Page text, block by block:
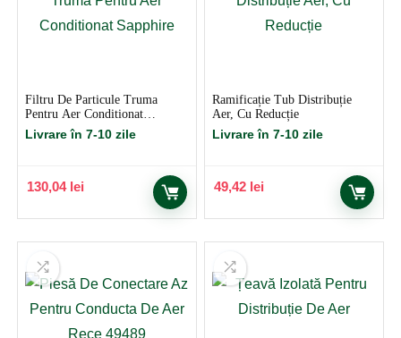
Filtru De Particule Truma
Pentru Aer Conditionat
Sapphire
Livrare în 7-10 zile
130,04 lei
Ramificație Tub Distribuție
Aer, Cu Reducție
Livrare în 7-10 zile
49,42 lei